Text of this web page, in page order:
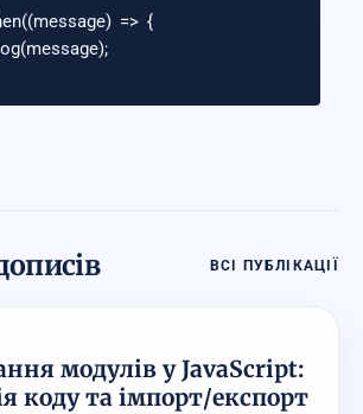
((message) => {
log(message);
ВСІ ПУБЛІКАЦІЇ
модулів у JavaScript:
коду та імпорт/експорт